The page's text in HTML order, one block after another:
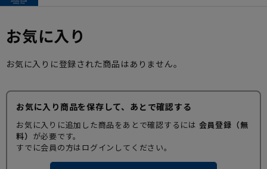
お気に入り
お気に入りに登録された商品はありません。
お気に入り商品を保存して、あとで確認する
お気に入りに追加した商品をあとで確認するには 会員登録（無
料） が必要です。
すでに会員の方はログインしてください。